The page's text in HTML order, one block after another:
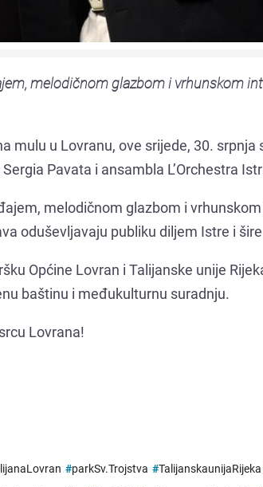
melodičnom glazbom i vrhunskom
mulu u Lovranu, ove srijede, 30. srpnja
Pavata i ansambla L’Orchestra
melodičnom glazbom i
oduševljavaju publiku diljem Istre i
Općine Lovran i Talijanske unije
baštinu i međukulturnu suradnju.
Lovrana!
#parkSv.Trojstva #TalijanskaunijaRijeka